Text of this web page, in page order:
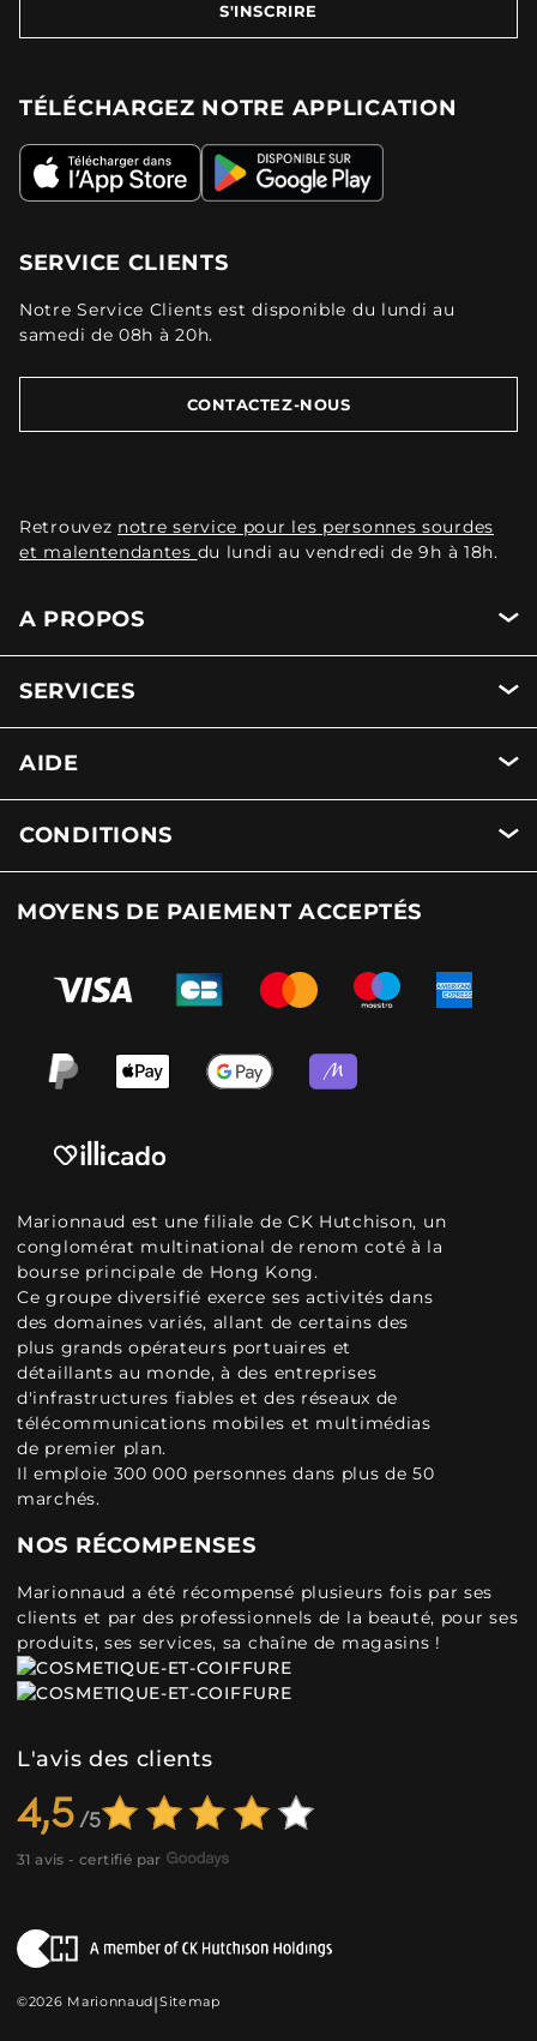
S'INSCRIRE
TÉLÉCHARGEZ NOTRE APPLICATION
SERVICE CLIENTS
Notre Service Clients est disponible du lundi au
samedi de 08h à 20h.
CONTACTEZ-NOUS
Retrouvez notre service pour les personnes sourdes
et malentendantes du lundi au vendredi de 9h à 18h.
A PROPOS
SERVICES
AIDE
CONDITIONS
MOYENS DE PAIEMENT ACCEPTÉS
Marionnaud est une filiale de CK Hutchison, un
conglomérat multinational de renom coté à la
bourse principale de Hong Kong.
Ce groupe diversifié exerce ses activités dans
des domaines variés, allant de certains des
plus grands opérateurs portuaires et
détaillants au monde, à des entreprises
d'infrastructures fiables et des réseaux de
télécommunications mobiles et multimédias
de premier plan.
Il emploie 300 000 personnes dans plus de 50
marchés.
NOS RÉCOMPENSES
Marionnaud a été récompensé plusieurs fois par ses
clients et par des professionnels de la beauté, pour ses
produits, ses services, sa chaîne de magasins !
L'avis des clients
4,5
31 avis - certifié par
©2026 Marionnaud|Sitemap